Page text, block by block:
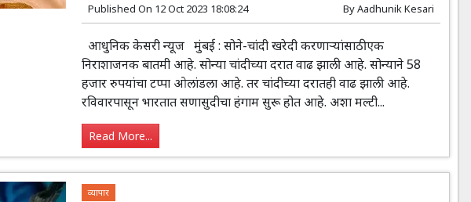
Published On 12 Oct 2023 18:08:24 ByAadhunik Kesari
आधुनिक केसरी न्यूज मुंबई : सोने-चांदी खरेदी करणाऱ्यांसाठी एक
निराशाजनक बातमी आहे. सोन्या चांदीच्या दरात वाढ झाली आहे. सोन्याने 58
हजार रुपयांचा टप्पा ओलांडला आहे. तर चांदीच्या दरातही वाढ झाली आहे.
रविवारपासून भारतात सणासुदीचा हंगाम सुरू होत आहे. अशा मल्टी...
Read More...
व्यापार